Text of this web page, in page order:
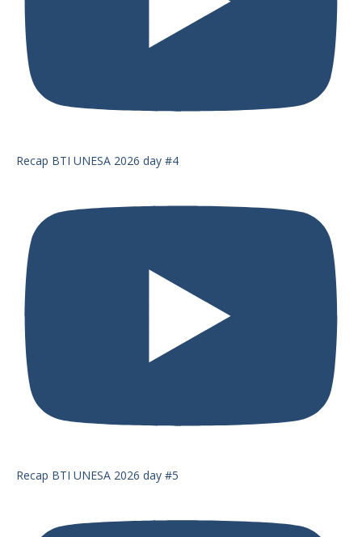
Recap BTI UNESA 2026 day #4
Recap BTI UNESA 2026 day #5